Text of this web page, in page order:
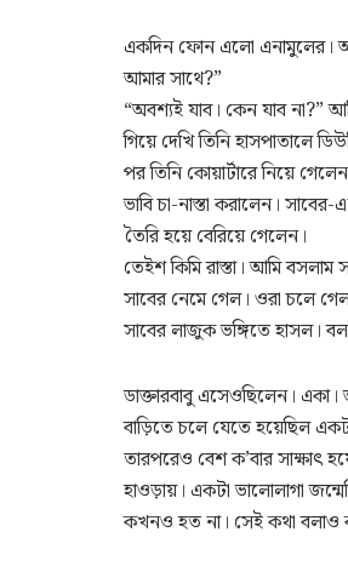
একদিন ফোন এলো এনামুলের।
আমার সাথে?”
“অবশ্যই যাব। কেন যাব না?”
গিয়ে দেখি তিনি হাসপাতালে
পর তিনি কোয়ার্টারে নিয়ে
ভাবি চা-নাস্তা করালেন।
তৈরি হয়ে বেরিয়ে গেলেন।
তেইশ কিমি রাস্তা। আমি বসলাম
সাবের নেমে গেল। ওরা চলে
সাবের লাজুক ভঙ্গিতে হাসল।
ডাক্তারবাবু এসেওছিলেন।
বাড়িতে চলে যেতে হয়েছিল
তারপরেও বেশ ক’বার সাক্ষাৎ
হাওড়ায়। একটা ভালোলাগা
কখনও হত না। সেই কথা